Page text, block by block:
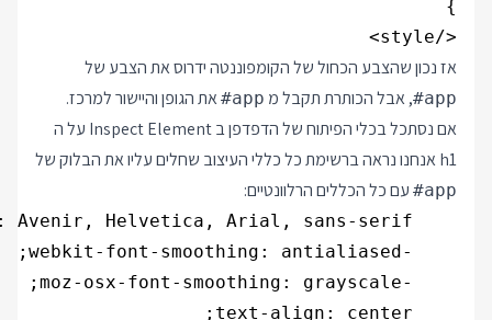
</style>
אז נכון שהצבע הכחול של הקומפוננטה ידרוס את הצבע של
#app, אבל הכותרת תקבל מ #appאת הגופן והיישור למרכז.
אם נסתכל בכלי הפיתוח של הדפדפן ב Inspect Element על ה
h1 אנחנו נראה ברשימת כל כללי העיצוב שחלים עליו את הבלוק של
#app עם כל הכללים הרלוונטיים: